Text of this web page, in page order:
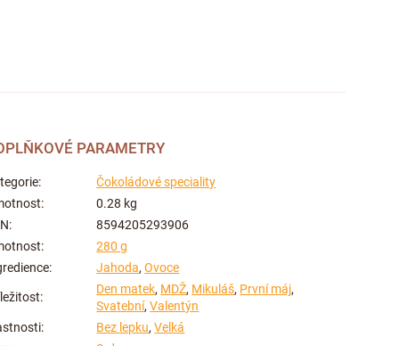
PARAMETRY
:
Čokoládové speciality
:
0.28 kg
:
8594205293906
:
280 g
: Jahoda,Ovoce
:
Den matek, MDŽ, Mikuláš, První máj,
Svatební,Valentýn
: Bez lepku,Velká